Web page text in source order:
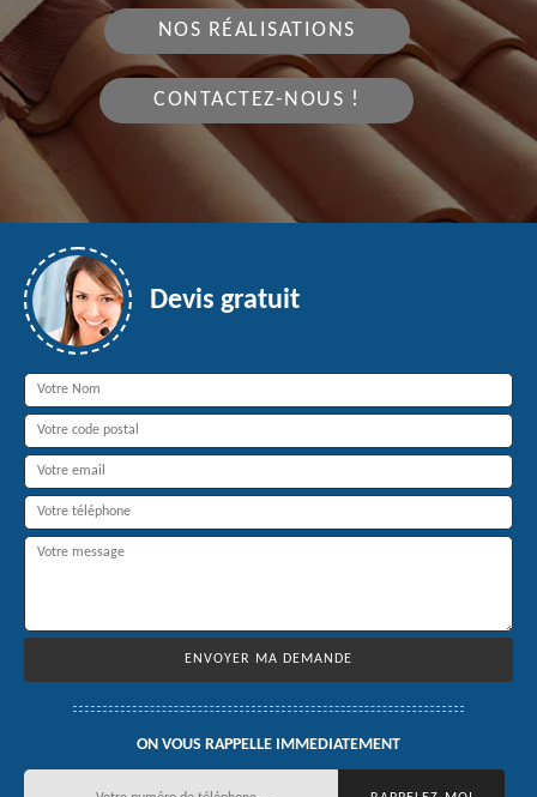
NOS RÉALISATIONS
CONTACTEZ-NOUS !
Devis gratuit
ON VOUS RAPPELLE IMMEDIATEMENT